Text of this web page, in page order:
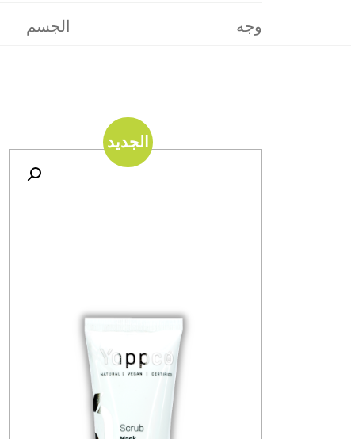
وجه الجسم
الجديد